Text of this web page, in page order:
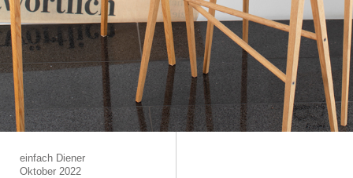
einfach Diener
Oktober 2022